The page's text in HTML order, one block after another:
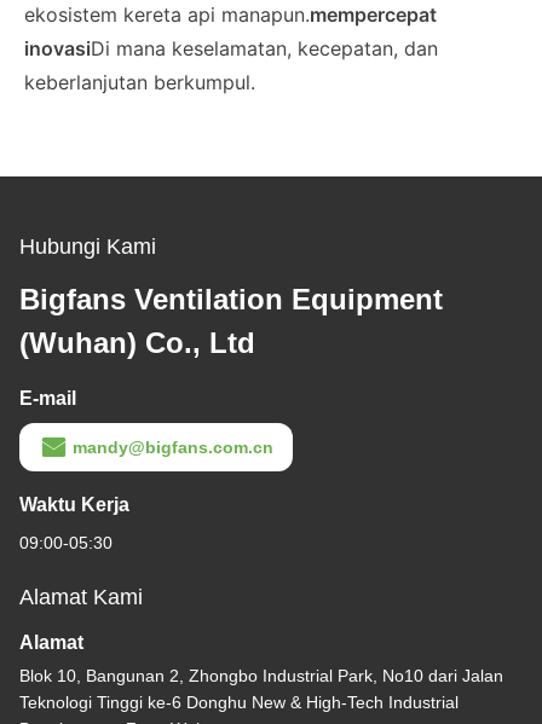
ekosistem kereta api manapun.mempercepat
inovasiDi mana keselamatan, kecepatan, dan
keberlanjutan berkumpul.
Hubungi Kami
Bigfans Ventilation Equipment
(Wuhan) Co., Ltd
E-mail
mandy@bigfans.com.cn
Waktu Kerja
09:00-05:30
Alamat Kami
Alamat
Blok 10, Bangunan 2, Zhongbo Industrial Park, No10 dari Jalan
Teknologi Tinggi ke-6 Donghu New & High-Tech Industrial